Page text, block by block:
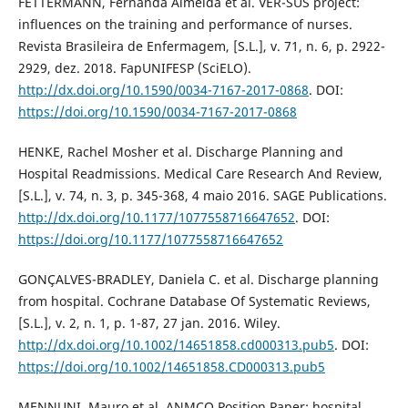
influences on the training and performance of nurses.
Revista Brasileira de Enfermagem, [S.L.], v. 71, n. 6, p. 2922-
2929, dez. 2018. FapUNIFESP (SciELO).
http://dx.doi.org/10.1590/0034-7167-2017-0868. DOI:
https://doi.org/10.1590/0034-7167-2017-0868
HENKE, Rachel Mosher et al. Discharge Planning and
Hospital Readmissions. Medical Care Research And Review,
[S.L.], v. 74, n. 3, p. 345-368, 4 maio 2016. SAGE Publications.
http://dx.doi.org/10.1177/1077558716647652. DOI:
https://doi.org/10.1177/1077558716647652
GONÇALVES-BRADLEY, Daniela C. et al. Discharge planning
from hospital. Cochrane Database Of Systematic Reviews,
[S.L.], v. 2, n. 1, p. 1-87, 27 jan. 2016. Wiley.
http://dx.doi.org/10.1002/14651858.cd000313.pub5. DOI:
https://doi.org/10.1002/14651858.CD000313.pub5